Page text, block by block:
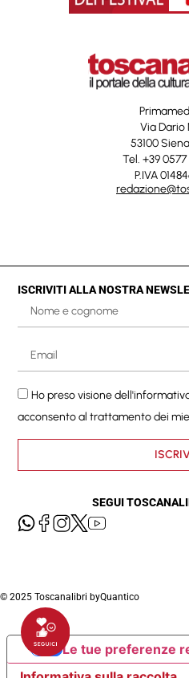
Via Dario
53100
Tel. +39
P.IVA
ISCRIVITI ALLA NOSTRA
Ho preso visione
acconsento al trattamento dei
SEGUI
© 2025 Toscanalibri byQuantico
Le tue preferenze